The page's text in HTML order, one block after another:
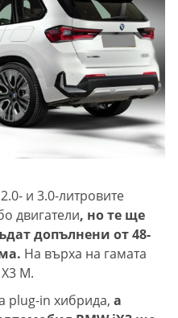
и 3.0-литровите
двигатели, но те ще
допълнени от 48-
На върха на гамата
M.
plug-in хибрида, а